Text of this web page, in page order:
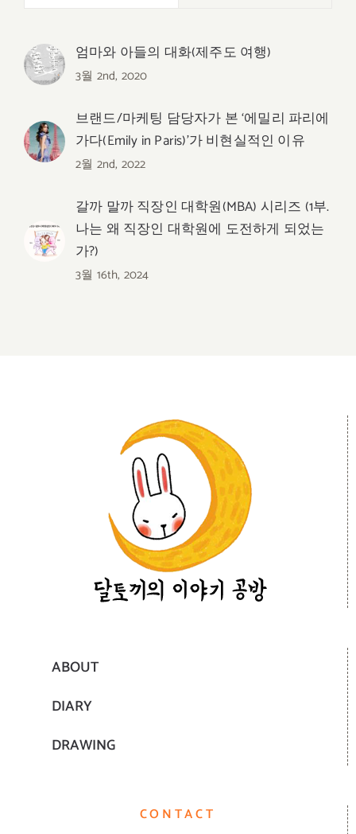
엄마와 아들의 대화(제주도 여행)
3월 2nd, 2020
브랜드/마케팅 담당자가 본 ‘에밀리 파리에
가다(Emily in Paris)’가 비현실적인 이유
2월 2nd, 2022
갈까 말까 직장인 대학원(MBA) 시리즈 (1부.
나는 왜 직장인 대학원에 도전하게 되었는
가?)
3월 16th, 2024
ABOUT
DIARY
DRAWING
CONTACT